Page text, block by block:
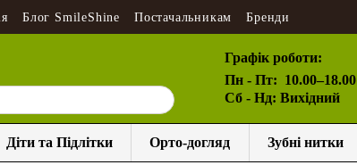
Блог SmileShine Постачальникам Бренди
Графік роботи:
Пн - Пт: 10.00–18.00
Сб - Нд: Вихідний
Діти та Підлітки Орто-догляд Зубні нитки